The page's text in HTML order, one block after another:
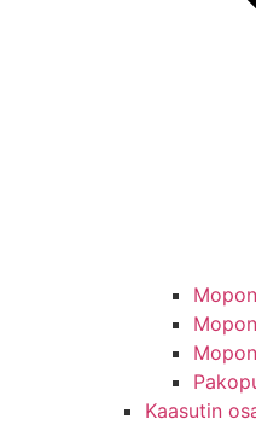
Kaasutin